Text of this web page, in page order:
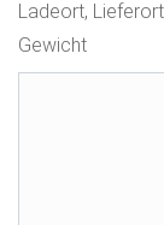
Ladeort,
Gewicht